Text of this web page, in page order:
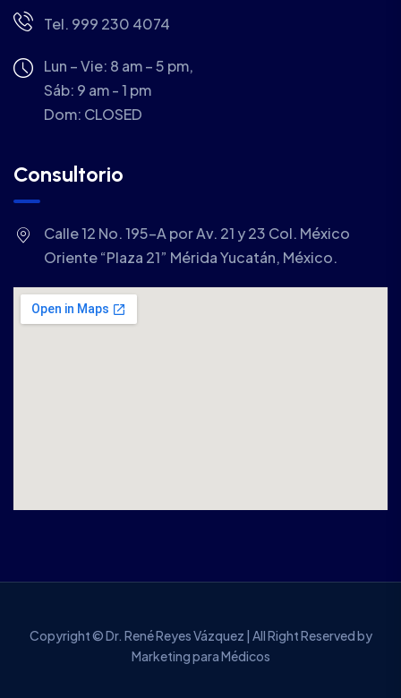
Tel. 999 230 4074
Lun – Vie: 8 am – 5 pm,
Sáb: 9 am - 1 pm
Dom: CLOSED
Consultorio
Calle 12 No. 195-A por Av. 21 y 23 Col. México
Oriente “Plaza 21” Mérida Yucatán, México.
Copyright © Dr. René Reyes Vázquez | All Right Reserved by
Marketing para Médicos